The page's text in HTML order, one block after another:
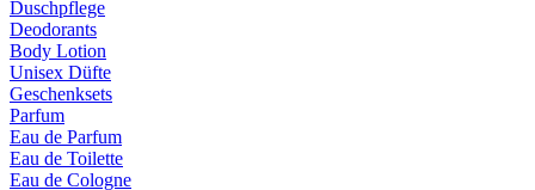
Duschpflege
Deodorants
Body Lotion
Unisex Düfte
Geschenksets
Parfum
Eau de Parfum
Eau de Toilette
Eau de Cologne